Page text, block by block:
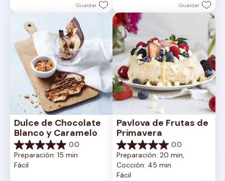
Guardar Guardar
Dulce de Chocolate
Blanco y Caramelo
0.0
0.0
de
5
Preparación: 15 min
Fácil
Pavlova de Frutas de
Primavera
0.0
0.0
de
5
estrellas.
Preparación: 20 min,
Cocción: 45 min
Fácil